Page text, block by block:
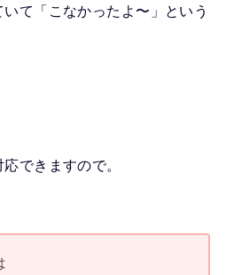
て「こなかったよ〜」という
できますので。